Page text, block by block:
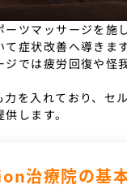
ツマッサージを施
症状改善へ導きます
では疲労回復や怪
を入れており、セ
します。
治療院の基